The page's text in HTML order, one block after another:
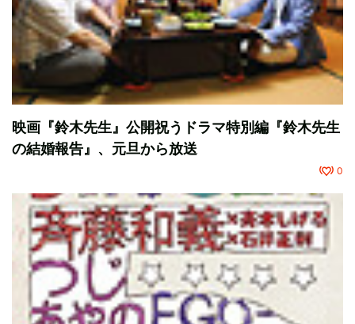
映画『鈴木先生』公開祝うドラマ特別編『鈴木先生
の結婚報告』、元旦から放送
0